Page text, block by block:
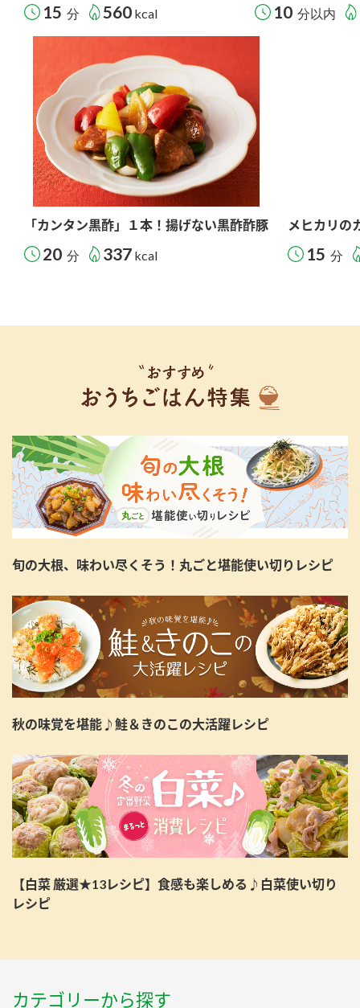
15 分 560 kcal 10 分以内
「カンタン黒酢」１本！揚げない黒酢酢豚
20 分 337 kcal
メヒカリの
15 分
旬の大根、味わい尽くそう！丸ごと堪能使い切りレシピ
秋の味覚を堪能♪鮭＆きのこの大活躍レシピ
【白菜 厳選★13レシピ】食感も楽しめる♪白菜使い切り
レシピ
カテゴリーから探す